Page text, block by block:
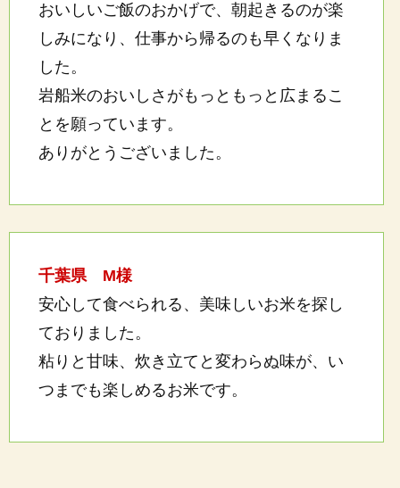
おいしいご飯のおかげで、朝起きるのが楽
しみになり、仕事から帰るのも早くなりま
した。
岩船米のおいしさがもっともっと広まるこ
とを願っています。
ありがとうございました。
千葉県 M様
安心して食べられる、美味しいお米を探し
ておりました。
粘りと甘味、炊き立てと変わらぬ味が、い
つまでも楽しめるお米です。